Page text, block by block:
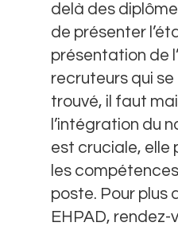
delà des
de présenter
présentation de
recruteurs qui
trouvé, il faut
l’intégration du
est cruciale, elle
les
poste. Pour plus
EHPAD, rendez-